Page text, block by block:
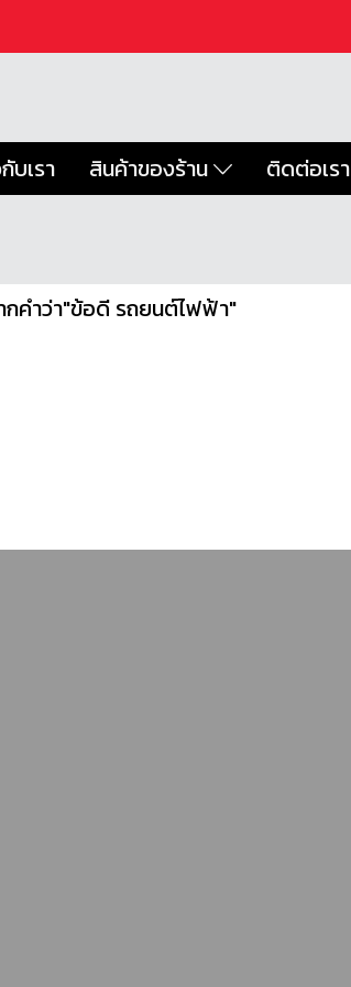
บเรา สินค้าของร้าน ติดต่อเรา
กคำว่า"ข้อดี รถยนต์ไฟฟ้า"